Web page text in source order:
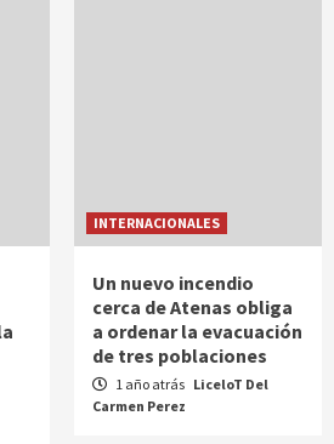
INTERNACIONALES
Un nuevo incendio
cerca de Atenas obliga
a ordenar la evacuación
de tres poblaciones
1 año atrás LiceloT Del
Carmen Perez